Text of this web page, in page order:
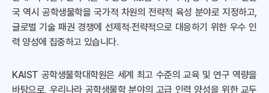
국 역시 공학생물학을 국가적 차원의 전략적 육성 분야로 지정하고,
글로벌 기술 패권 경쟁에 선제적·전략적으로 대응하기 위한 우수 인
력 양성에 집중하고 있습니다.
KAIST 공학생물학대학원은 세계 최고 수준의 교육 및 연구 역량을
바탕으로, 우리나라 공학생물학 분야의 고급 인력 양성을 위한 교두